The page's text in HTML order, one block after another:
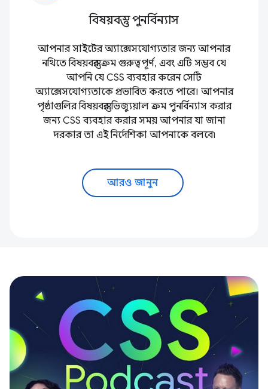
বিষয়বস্তু পুনর্বিন্যাস
আপনার সাইটের অ্যাক্সেসযোগ্যতার জন্য আপনার
নথিতে বিষয়বস্তুর ক্রম গুরুত্বপূর্ণ, এবং এটি সম্ভব যে
আপনি যে CSS ব্যবহার করেন সেটি
অ্যাক্সেসযোগ্যতাকে প্রভাবিত করতে পারে। আপনার
পৃষ্ঠাগুলির বিষয়বস্তুর ভিজ্যুয়াল ক্রম পুনর্বিন্যাস করার
জন্য CSS ব্যবহার করার সময় আপনার যা জানা
দরকার তা এই নির্দেশিকা আপনাকে বলবে৷
আরও জানুন